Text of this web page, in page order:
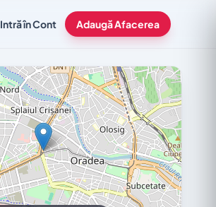
Intră în Cont Adaugă Afacerea